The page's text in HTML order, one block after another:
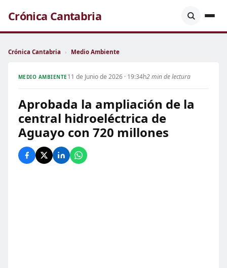
Crónica Cantabria
Crónica Cantabria › Medio Ambiente
MEDIO AMBIENTE 11 de Junio de 2026 · 19:34h2 min de lectura
Aprobada la ampliación de la
central hidroeléctrica de
Aguayo con 720 millones